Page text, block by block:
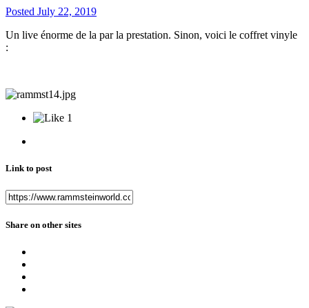
Posted July 22, 2019
Un live énorme de la par la prestation. Sinon, voici le coffret vinyle
:
1
Link to post
Share on other sites